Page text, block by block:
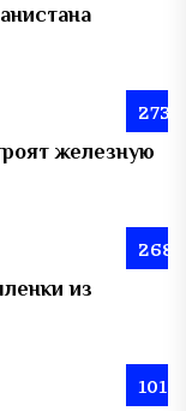
273
железную
268
из
101